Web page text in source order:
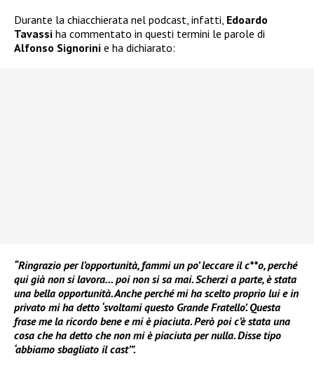
Durante la chiacchierata nel podcast, infatti, Edoardo
Tavassi ha commentato in questi termini le parole di
Alfonso Signorini e ha dichiarato:
“Ringrazio per l’opportunità, fammi un po’ leccare il c**o, perché
qui già non si lavora… poi non si sa mai. Scherzi a parte, è stata
una bella opportunità. Anche perché mi ha scelto proprio lui e in
privato mi ha detto ‘svoltami questo Grande Fratello’. Questa
frase me la ricordo bene e mi è piaciuta. Però poi c’è stata una
cosa che ha detto che non mi è piaciuta per nulla. Disse tipo
‘abbiamo sbagliato il cast’”.